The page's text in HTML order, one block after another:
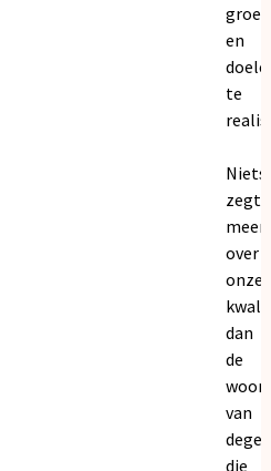
en
te
Niets
zegt
meer
over
onze
dan
de
van
die